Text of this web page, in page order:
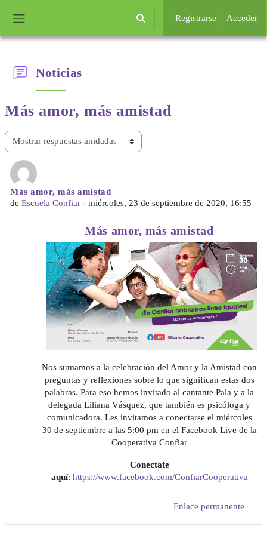
Selector de búsqueda de entrada
Registrarse Acceder
Noticias
Más amor, más amistad
Mostrar modo
Más amor, más amistad
de Escuela Confiar - miércoles, 23 de septiembre de 2020, 16:55
Número de respuestas: 0
Más amor, más amistad
Nos sumamos a la celebración del Amor y la Amistad con
preguntas y reflexiones sobre lo que significan estas dos
palabras. Para eso hemos invitado al cantante Pala y a la
delegada Liliana Vásquez, que también es psicóloga y
comunicadora. Les invitamos a conectarse el miércoles
30 de septiembre a las 5:00 pm en el Facebook Live de la
Cooperativa Confiar
Conéctate
aquí: https://www.facebook.com/ConfiarCooperativa
Enlace permanente